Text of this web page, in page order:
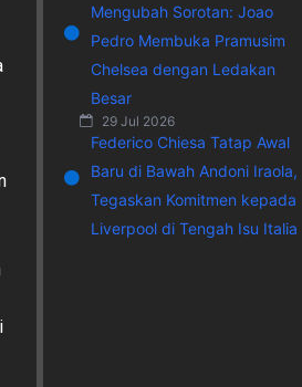
Mengubah Sorotan: Joao
Pedro Membuka Pramusim
Chelsea dengan Ledakan
Besar
29 Jul 2026
Federico Chiesa Tatap Awal
Baru di Bawah Andoni Iraola,
Tegaskan Komitmen kepada
Liverpool di Tengah Isu Italia